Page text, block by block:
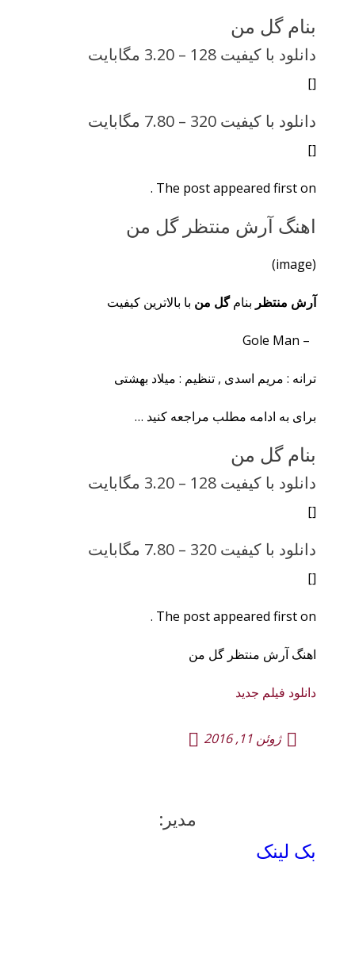
بنام گل من
دانلود با کیفیت 128 – 3.20 مگابایت
[]
دانلود با کیفیت 320 – 7.80 مگابایت
[]
The post appeared first on .
اهنگ آرش منتظر گل من
(image)
آرش منتظر بنامگل من با بالاترین کیفیت
– Gole Man
ترانه : مریم اسدی , تنظیم : میلاد بهشتی
برای به ادامه مطلب مراجعه کنید …
بنام گل من
دانلود با کیفیت 128 – 3.20 مگابایت
[]
دانلود با کیفیت 320 – 7.80 مگابایت
[]
The post appeared first on .
اهنگ آرش منتظر گل من
دانلود فیلم جدید
ژوئن 11, 2016
مدیر:
بک لینک